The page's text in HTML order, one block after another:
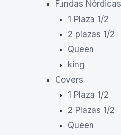
Fundas Nórdicas
1 Plaza 1/2
2 plazas 1/2
Queen
king
Covers
1 Plaza 1/2
2 Plazas 1/2
Queen